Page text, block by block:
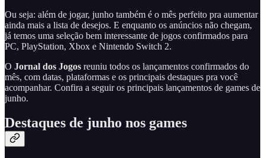
Ou seja: além de jogar, junho também é o mês perfeito pra aumentar
ainda mais a lista de desejos. E enquanto os anúncios não chegam,
já temos uma seleção bem interessante de jogos confirmados para
PC, PlayStation, Xbox e Nintendo Switch 2.
O Jornal dos Jogos reuniu todos os lançamentos confirmados do
mês, com datas, plataformas e os principais destaques pra você
acompanhar. Confira a seguir os principais lançamentos de games de
junho.
Destaques de junho nos games